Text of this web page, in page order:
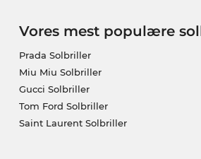
Vores mest populære
Prada Solbriller
Miu Miu Solbriller
Gucci Solbriller
Tom Ford Solbriller
Saint Laurent Solbriller